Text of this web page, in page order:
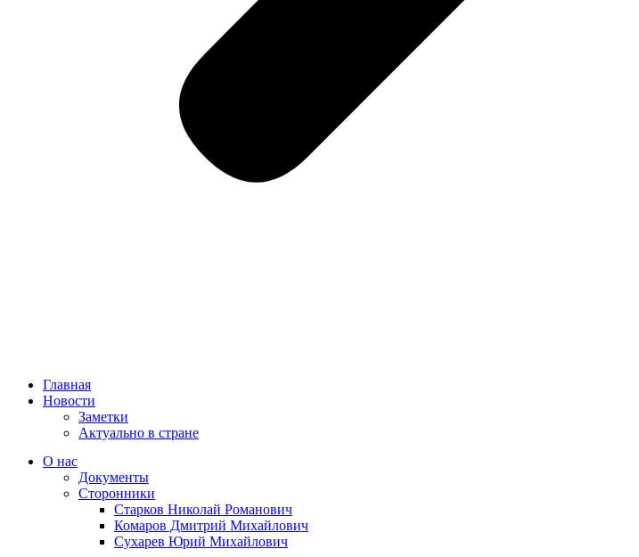
Главная
Новости
Заметки
Актуально в стране
О нас
Документы
Сторонники
Старков Николай Романович
Комаров Дмитрий Михайлович
Сухарев Юрий Михайлович